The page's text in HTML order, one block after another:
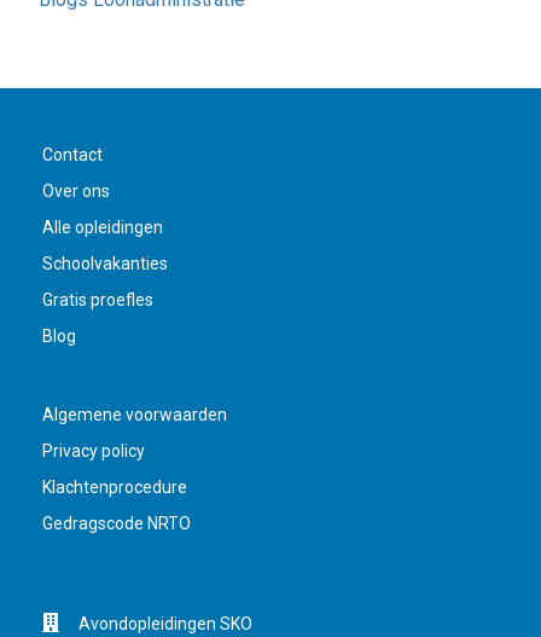
Contact
Over ons
Alle opleidingen
Schoolvakanties
Gratis proefles
Blog
Algemene voorwaarden
Privacy policy
Klachtenprocedure
Gedragscode NRTO
Avondopleidingen SKO